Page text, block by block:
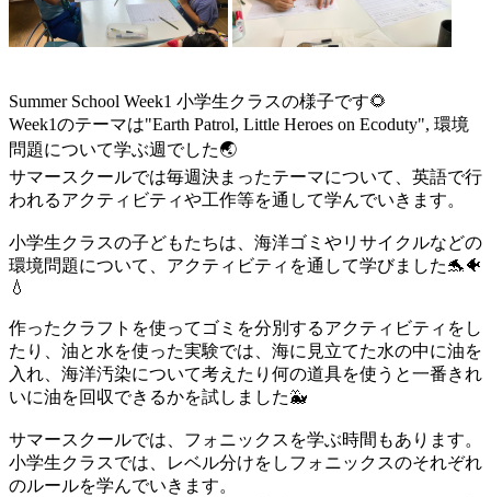
Summer School Week1 小学生クラスの様子です🌻
Week1のテーマは"Earth Patrol, Little Heroes on Ecoduty", 環境
問題について学ぶ週でした🌏
サマースクールでは毎週決まったテーマについて、英語で行
われるアクティビティや工作等を通して学んでいきます。
小学生クラスの子どもたちは、海洋ゴミやリサイクルなどの
環境問題について、アクティビティを通して学びました🐬🐠
💧
作ったクラフトを使ってゴミを分別するアクティビティをし
たり、油と水を使った実験では、海に見立てた水の中に油を
入れ、海洋汚染について考えたり何の道具を使うと一番きれ
いに油を回収できるかを試しました🐳
サマースクールでは、フォニックスを学ぶ時間もあります。
小学生クラスでは、レベル分けをしフォニックスのそれぞれ
のルールを学んでいきます。